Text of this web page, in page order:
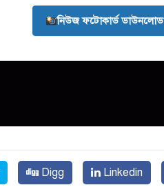
নিউজ ফটোকার্ড
Digg Linkedin